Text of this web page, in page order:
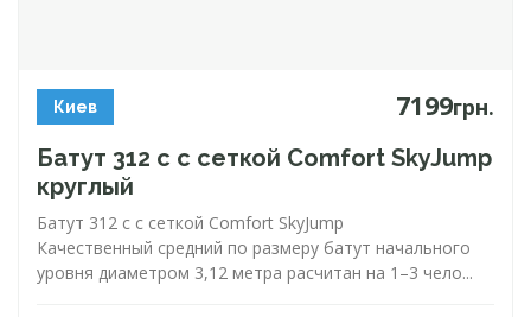
Киев 7199грн.
Батут 312 с с сеткой Comfort SkyJump
круглый
Батут 312 с с сеткой Comfort SkyJump
Качественный средний по размеру батут начального
уровня диаметром 3,12 метра расчитан на 1–3 чело...